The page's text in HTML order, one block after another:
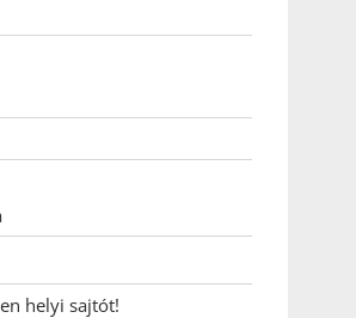
helyi sajtót!